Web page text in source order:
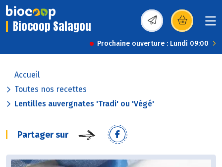
Biocoop Salagou (s’ouvre dans une
Prochaine ouverture : Lundi 09:00
Accueil
Toutes nos recettes
Lentilles auvergnates 'Tradi' ou 'Végé'
Partager sur